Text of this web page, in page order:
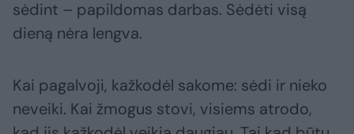
sėdint – papildomas darbas. Sėdėti visą
dieną nėra lengva.
Kai pagalvoji, kažkodėl sakome: sėdi ir nieko
neveiki. Kai žmogus stovi, visiems atrodo,